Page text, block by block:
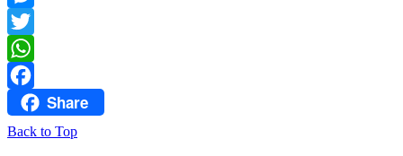
Messenger
Twitter
WhatsApp
FacebookShare
Back to Top